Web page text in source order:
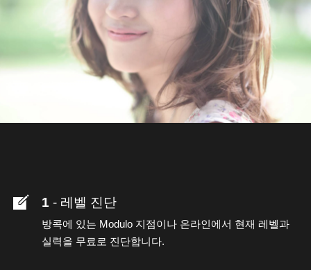
1 - 레벨 진단
방콕에 있는 Modulo 지점이나 온라인에서 현재 레벨과
실력을 무료로 진단합니다.